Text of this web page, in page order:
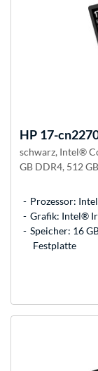
HP 17-
schwarz, Intel®
GB DDR4, 512
Prozessor:
Grafik: Intel®
Speicher: 16
Festplatte